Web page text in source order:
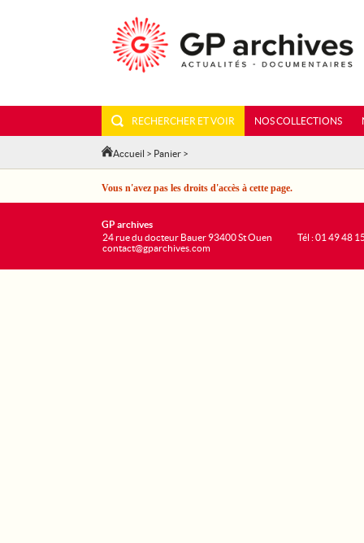
RECHERCHER ET VOIR NOS COLLECTIONS
Accueil > Panier >
Vous n'avez pas les droits d'accès à cette page.
GP archives
24 rue du docteur Bauer 93400 St Ouen
contact@gparchives.com
Tél : 01 49 48